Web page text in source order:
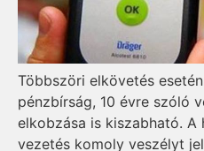
Többszöri elkövetés
pénzbírság, 10 évre szóló
elkobzása is kiszabható.
vezetés komoly veszélyt